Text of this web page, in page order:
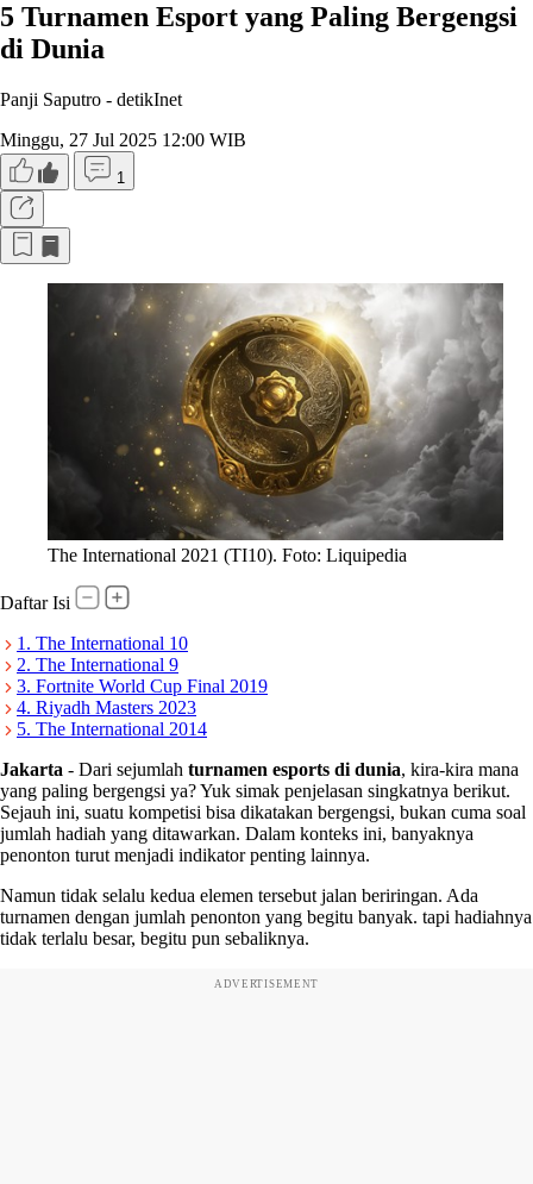
5 Turnamen Esport yang Paling Bergengsi
di Dunia
Panji Saputro - detikInet
Minggu, 27 Jul 2025 12:00 WIB
1
The International 2021 (TI10). Foto: Liquipedia
Daftar Isi
1. The International 10
2. The International 9
3. Fortnite World Cup Final 2019
4. Riyadh Masters 2023
5. The International 2014
Jakarta - Dari sejumlah turnamen esports di dunia, kira-kira mana
yang paling bergengsi ya? Yuk simak penjelasan singkatnya berikut.
Sejauh ini, suatu kompetisi bisa dikatakan bergengsi, bukan cuma soal
jumlah hadiah yang ditawarkan. Dalam konteks ini, banyaknya
penonton turut menjadi indikator penting lainnya.
Namun tidak selalu kedua elemen tersebut jalan beriringan. Ada
turnamen dengan jumlah penonton yang begitu banyak. tapi hadiahnya
tidak terlalu besar, begitu pun sebaliknya.
ADVERTISEMENT